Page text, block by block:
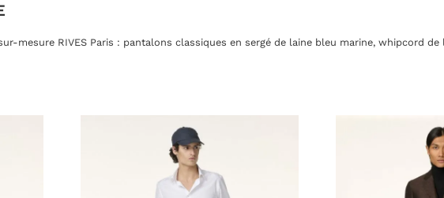
mesure RIVES Paris : pantalons classiques en sergé de laine bleu marine, whipcord